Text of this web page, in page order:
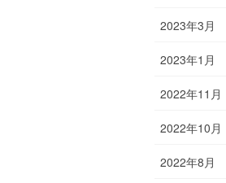
2023年3月
2023年1月
2022年11月
2022年10月
2022年8月